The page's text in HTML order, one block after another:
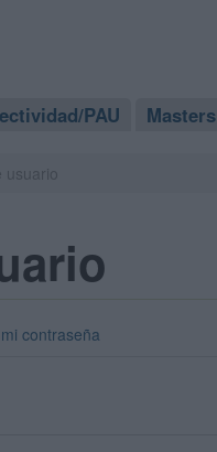
PAU Masters
contraseña